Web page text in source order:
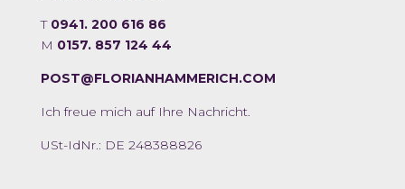
T 0941. 200 616 86
M 0157. 857 124 44
POST@FLORIANHAMMERICH.COM
Ich freue mich auf Ihre Nachricht.
USt-IdNr.: DE 248388826